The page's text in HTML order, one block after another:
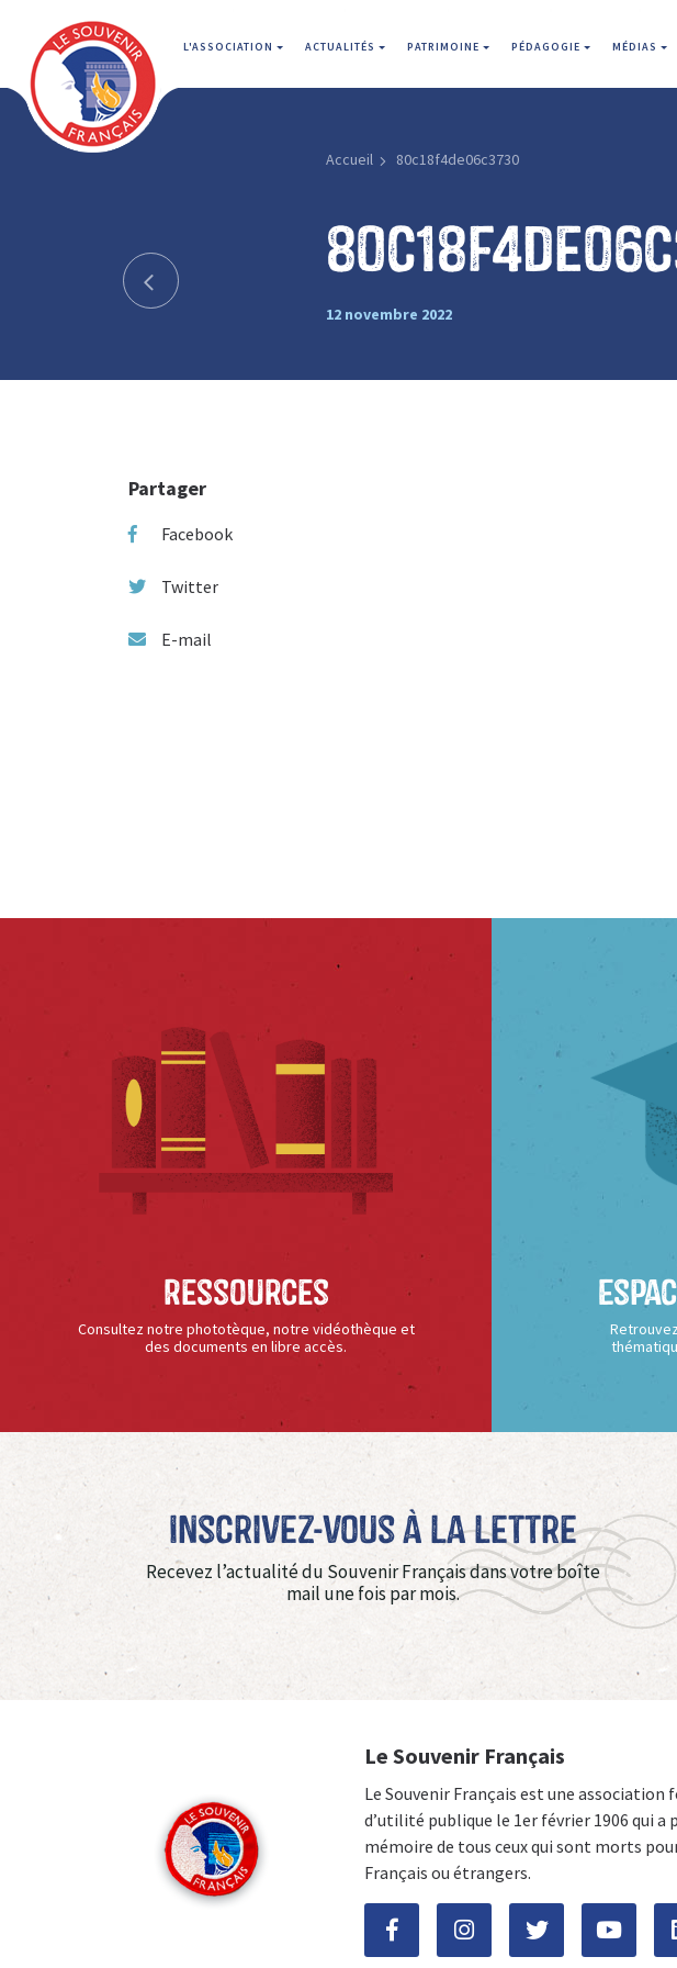
L'ASSOCIATION ACTUALITÉS PATRIMOINE PÉDAGOGIE MÉDIAS
Accueil 80c18f4de06c3730
12 novembre 2022
Partager
Facebook
Twitter
E-mail
Ressources
Consultez notre phototèque, notre vidéothèque et
des documents en libre accès.
Inscrivez-vous à La Lettre
Recevez l’actualité du Souvenir Français dans votre boîte
mail une fois par mois.
Le Souvenir Français
Le Souvenir Français est une association
d’utilité publique le 1er février 1906 qui
mémoire de tous ceux qui sont morts
Français ou étrangers.